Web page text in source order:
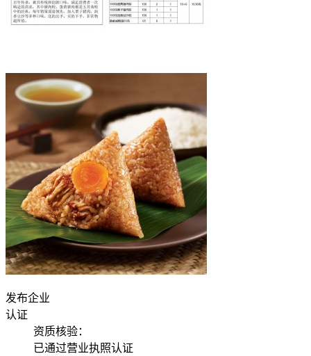
发布企业
认证
资质核验：
已通过营业执照认证